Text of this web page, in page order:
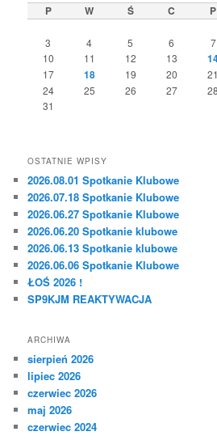
P W Ś C P
3
4 5 6 7
10
11 12 13
17 18 19 20 21
24
25 26 27 28
31
OSTATNIE WPISY
2026.08.01 Spotkanie Klubowe
2026.07.18 Spotkanie Klubowe
2026.06.27 Spotkanie Klubowe
2026.06.20 Spotkanie klubowe
2026.06.13 Spotkanie klubowe
2026.06.06 Spotkanie Klubowe
ŁOŚ 2026 !
SP9KJM REAKTYWACJA
ARCHIWA
sierpień 2026
lipiec 2026
czerwiec 2026
maj 2026
czerwiec 2024